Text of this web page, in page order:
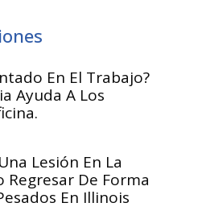
En El Trabajo?
Ayuda A Los
Lesión En La
Regresar De Forma
En Illinois